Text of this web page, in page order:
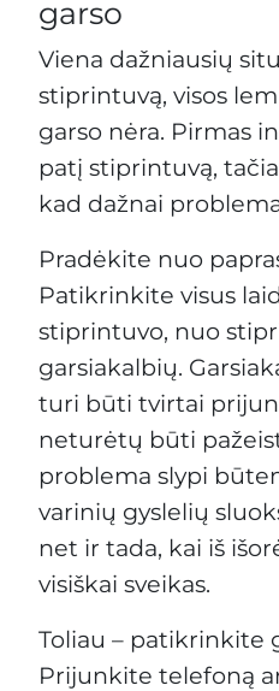
garso
Viena dažniausių
stiprintuvą, visos
garso nėra. Pirmas
patį stiprintuvą,
kad dažnai
Pradėkite nuo
Patikrinkite visus
stiprintuvo, nuo
garsiakalbių.
turi būti tvirtai
neturėtų būti
problema slypi
varinių gyslelių
net ir tada, kai iš
visiškai sveikas.
Toliau – patikrinkite
Prijunkite telefoną